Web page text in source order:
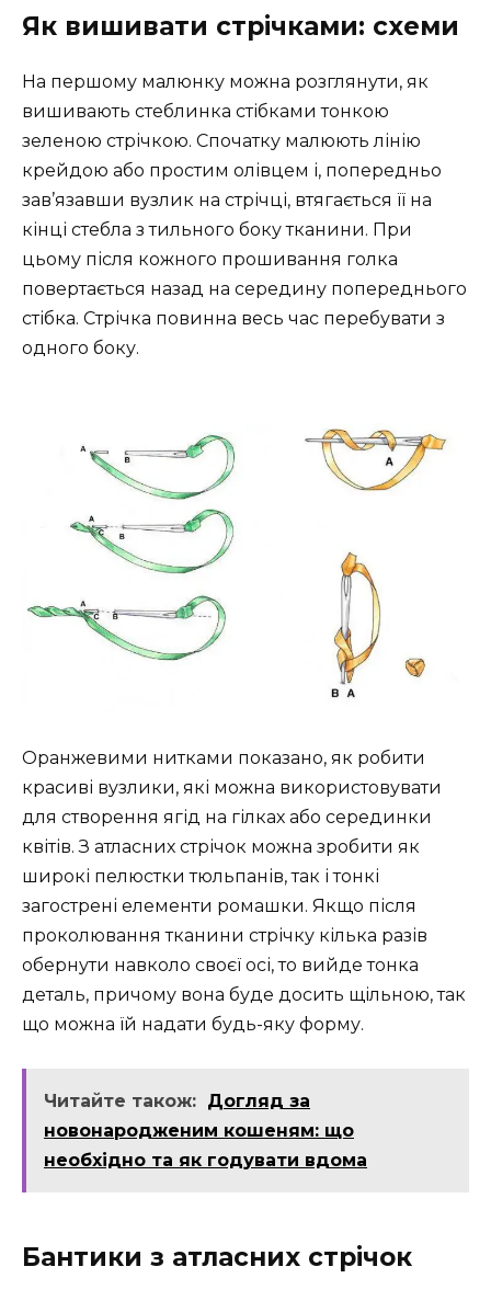
Як вишивати стрічками: схеми
На першому малюнку можна розглянути, як
вишивають стеблинка стібками тонкою
зеленою стрічкою. Спочатку малюють лінію
крейдою або простим олівцем і, попередньо
зав’язавши вузлик на стрічці, втягається її на
кінці стебла з тильного боку тканини. При
цьому після кожного прошивання голка
повертається назад на середину попереднього
стібка. Стрічка повинна весь час перебувати з
одного боку.
Оранжевими нитками показано, як робити
красиві вузлики, які можна використовувати
для створення ягід на гілках або серединки
квітів. З атласних стрічок можна зробити як
широкі пелюстки тюльпанів, так і тонкі
загострені елементи ромашки. Якщо після
проколювання тканини стрічку кілька разів
обернути навколо своєї осі, то вийде тонка
деталь, причому вона буде досить щільною, так
що можна їй надати будь-яку форму.
Читайте також: Догляд за
новонародженим кошеням: що
необхідно та як годувати вдома
Бантики з атласних стрічок